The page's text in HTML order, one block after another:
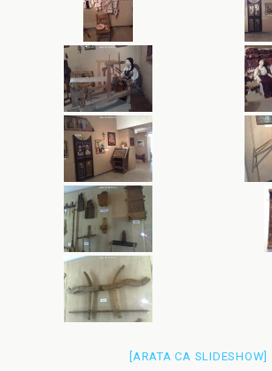
[ARATA CA SLIDESHOW]